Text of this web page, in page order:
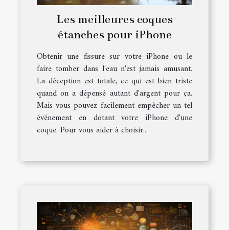
Les meilleures coques
étanches pour iPhone
Obtenir une fissure sur votre iPhone ou le
faire tomber dans l'eau n'est jamais amusant.
La déception est totale, ce qui est bien triste
quand on a dépensé autant d'argent pour ça.
Mais vous pouvez facilement empêcher un tel
événement en dotant votre iPhone d'une
coque. Pour vous aider à choisir...